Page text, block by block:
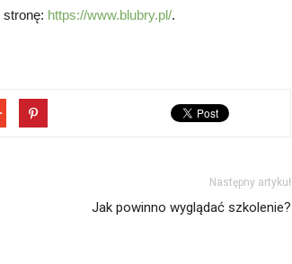
stronę: https://www.blubry.pl/.
Następny artykuł
Jak powinno wyglądać szkolenie?